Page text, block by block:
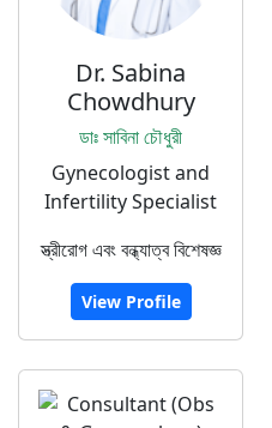
Dr. Sabina
Chowdhury
ডাঃ সাবিনা চৌধুরী
Gynecologist and
Infertility Specialist
স্ত্রীরোগ এবং বন্ধ্যাত্ব বিশেষজ্ঞ
View Profile